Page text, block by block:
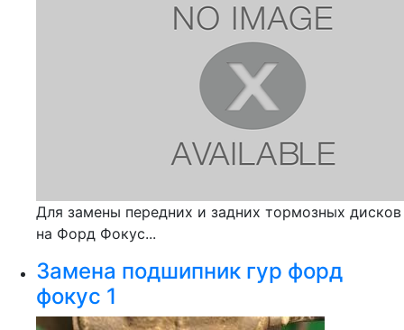
Для замены передних и задних тормозных дисков
на Форд Фокус...
Замена подшипник гур форд
фокус 1